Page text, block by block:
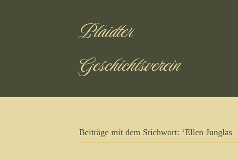
Plaidter
Geschichtsverein
Beiträge mit dem Stichwort: ‘Ellen Junglas̵